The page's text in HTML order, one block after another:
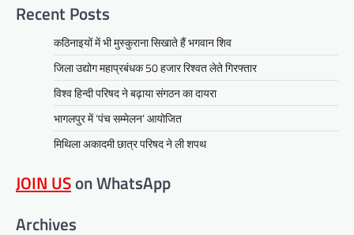
Recent Posts
कठिनाइयों में भी मुस्कुराना सिखाते हैं भगवान शिव
जिला उद्योग महाप्रबंधक 50 हजार रिश्वत लेते गिरफ्तार
विश्व हिन्दी परिषद ने बढ़ाया संगठन का दायरा
भागलपुर में ‘पंच सम्मेलन’ आयोजित
मिथिला अकादमी छात्र परिषद ने ली शपथ
JOIN USon WhatsApp
Archives